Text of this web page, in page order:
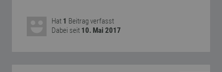
Hat 1 Beitrag verfasst
Dabei seit 10. Mai 2017